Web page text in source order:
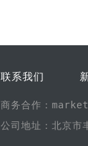
联系我们
商务合作：
公司地址：北京市